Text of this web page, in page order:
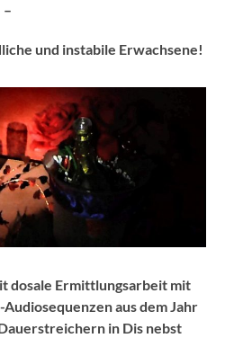
–
und instabile Erwachsene!
dosale Ermittlungsarbeit mit
aus dem Jahr
in Dis nebst